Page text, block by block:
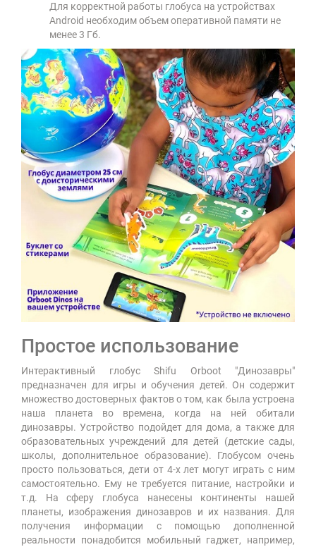
Для корректной работы глобуса на устройствах
Android необходим объем оперативной памяти не
менее 3 Гб.
Простое использование
Интерактивный глобус Shifu Orboot "Динозавры"
предназначен для игры и обучения детей. Он содержит
множество достоверных фактов о том, как была устроена
наша планета во времена, когда на ней обитали
динозавры. Устройство подойдет для дома, а также для
образовательных учреждений для детей (детские сады,
школы, дополнительное образование). Глобусом очень
просто пользоваться, дети от 4-х лет могут играть с ним
самостоятельно. Ему не требуется питание, настройки и
т.д. На сферу глобуса нанесены континенты нашей
планеты, изображения динозавров и их названия. Для
получения информации с помощью дополненной
реальности понадобится мобильный гаджет, например,